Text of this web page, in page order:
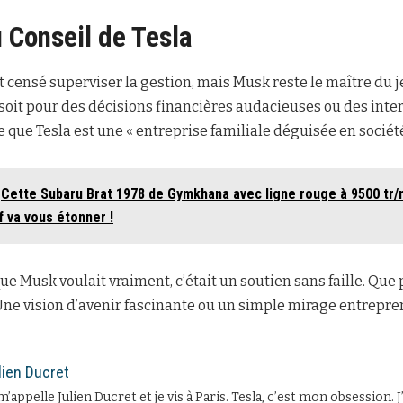
de Tesla
censé superviser la gestion, mais Musk reste le maître du
pour des décisions financières audacieuses ou des
que Tesla est une « entreprise familiale déguisée en
Cette Subaru Brat 1978 de Gymkhana avec ligne rouge à 9500
va vous étonner !
Musk voulait vraiment, c’était un soutien sans faille. Que
vision d’avenir fascinante ou un simple mirage
Ducret
Julien Ducret et je vis à Paris. Tesla, c’est mon obsession.